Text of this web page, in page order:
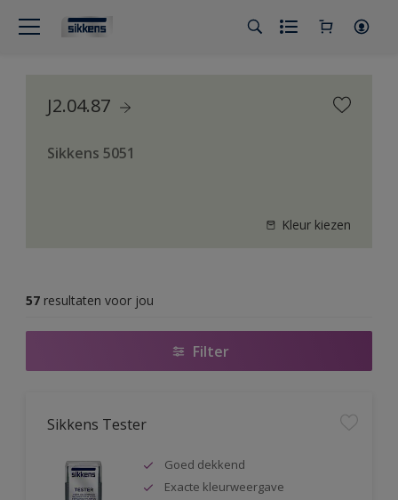
J2.04.87
Sikkens 5051
Kleur kiezen
57 resultaten voor jou
Filter
Sikkens Tester
Goed dekkend
Exacte kleurweergave